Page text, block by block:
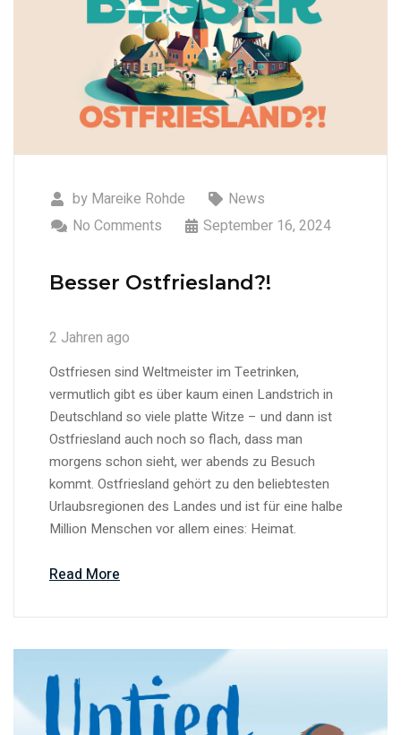
by Mareike Rohde
News
No Comments
September 16, 2024
Besser Ostfriesland?!
2 Jahren ago
Ostfriesen sind Weltmeister im Teetrinken,
vermutlich gibt es über kaum einen Landstrich in
Deutschland so viele platte Witze – und dann ist
Ostfriesland auch noch so flach, dass man
morgens schon sieht, wer abends zu Besuch
kommt. Ostfriesland gehört zu den beliebtesten
Urlaubsregionen des Landes und ist für eine halbe
Million Menschen vor allem eines: Heimat.
Read More